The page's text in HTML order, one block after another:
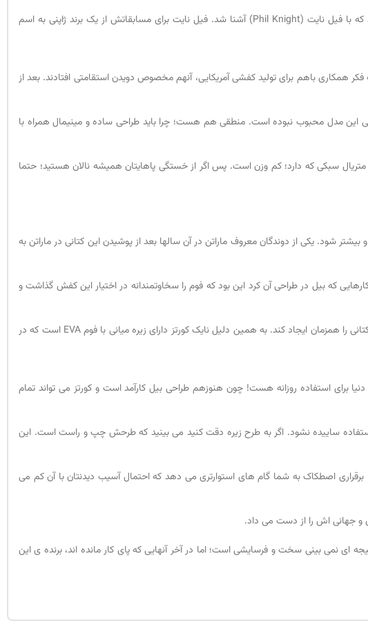
شاید باورش برایتان سخت باشد که بیل باورمن برای طراحی نایک کورتز 15 سال زمان گذاشت. در سال 1957 بیل باورمن مربی دوی استقامتی بود که با فیل نایت (Phil Knight) آشنا شد. فیل نایت برای مسابقاتش از یک برند ژاپنی به اسم
فکر همکاری باهم برای تولید کفشی آمریکایی، آنهم مخصوص دویدن استقامتی افتادند. بعد از
اصلی این مدل محبوب نبوده است. منطقی هم هست؛ چرا باید طراحی ساده و مینیمال همراه با
سبکی که دارد؛ کم وزن است. پس اگر از خستگی پاهایتان همیشه نالان هستید؛ حتما
شود. یکی از دوندگان معروف ماراتن در آن سالها بعد از پوشیدن این کتانی در ماراتن به
که بیل در طراحی آن کرد این بود که فوم را سخاوتمندانه در اختیار این کفش گذاشت و
بیل طی سالها آزمایش فهمیده بود که اگر زیره میانی را قطورتر کند و آن را هماهنگ با الگوی قرارگیری پا روی زمین کند؛ می تواند نرم بودن و راحتی کتانی را همزمان ایجاد کند. به همین دلیل نایک کورتز دارای زیره میانی با فوم EVA است که در
برای استفاده روزانه هست! چون هنوزهم طراحی بیل کارآمد است و کورتز می تواند تمام
استفاده ساییده نشود. اگر به طرح زیره دقت کنید می بینید که طرحش چپ و راست است. این
اصطکاک به شما گام های استوارتری می دهد که احتمال آسیب دیدنتان با آن کم می
نمی بینی سخت و فرسایشی است؛ اما در آخر آنهایی که پای کار مانده اند، برنده ی این